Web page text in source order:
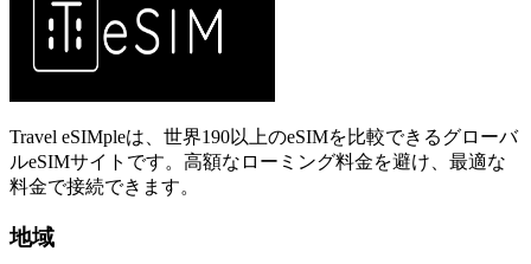
Travel eSIMpleは、世界190以上のeSIMを比較できるグローバ
ルeSIMサイトです。高額なローミング料金を避け、最適な
料金で接続できます。
地域